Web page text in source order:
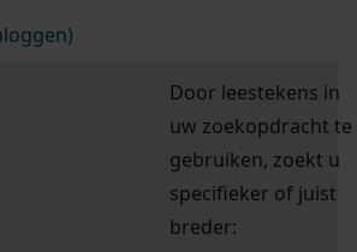
Door leestekens in
uw zoekopdracht te
gebruiken, zoekt u
specifieker of juist
breder: